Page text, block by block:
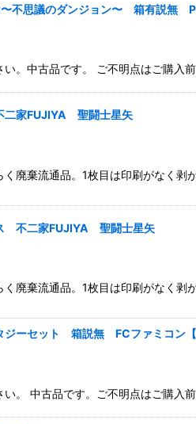
〜不思議のダンジョン〜 箱有説無
。中古品です。 ご不明点はご購入
二家FUJIYA 聖闘士星矢
く廃棄流通品。1枚目は印刷がなく
不二家FUJIYA 聖闘士星矢
く廃棄流通品。1枚目は印刷がなく
ジーセット 箱説無 FCファミコン【
い。 中古品です。ご不明点はご購入